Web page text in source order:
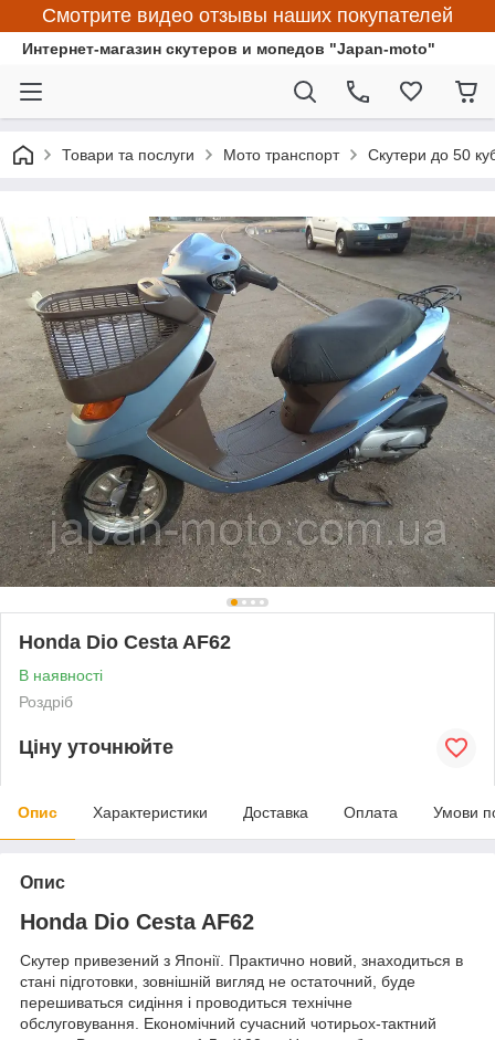
Смотрите видео отзывы наших покупателей
Интернет-магазин скутеров и мопедов "Japan-moto"
Товари та послуги Мото транспорт Скутери до 50
Honda Dio Cesta AF62
В наявності
Роздріб
Ціну уточнюйте
Опис Характеристики Доставка Оплата Умови
Опис
Honda Dio Cesta AF62
Скутер привезений з Японії. Практично новий, знаходиться в
стані підготовки, зовнішній вигляд не остаточний, буде
перешиваться сидіння і проводиться технічне
обслуговування. Економічний сучасний чотирьох-тактний